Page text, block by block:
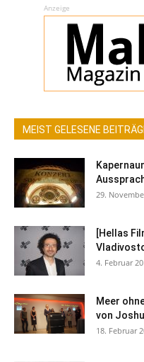
Anzeige
MEIST GELESENE
29.
[Hellas
4. Februar
Meer
von
18. Februar